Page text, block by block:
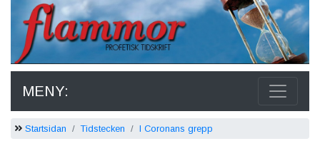
MENY:
Startsidan Tidstecken I Coronans grepp